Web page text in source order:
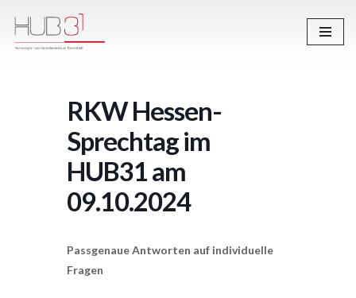
Zum
RKW Hessen-
Sprechtag im
HUB31 am
09.10.2024
Passgenaue Antworten auf individuelle
Fragen